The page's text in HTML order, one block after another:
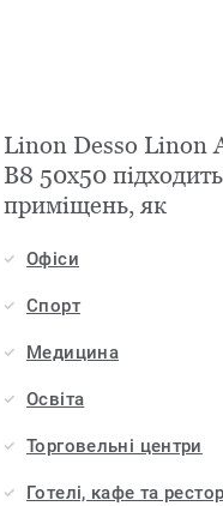
Linon Desso Linon
B8 50x50
приміщень, як
Офіси
Спорт
Медицина
Освіта
Торговельні центри
Готелі, кафе та